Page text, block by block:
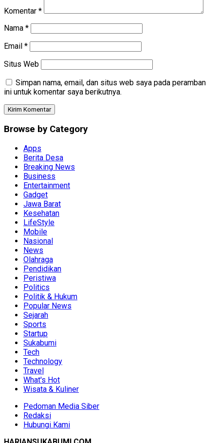
Komentar *
Nama *
Email *
Situs Web
Simpan nama, email, dan situs web saya pada peramban
ini untuk komentar saya berikutnya.
Browse by Category
Apps
Berita Desa
Breaking News
Business
Entertainment
Gadget
Jawa Barat
Kesehatan
LifeStyle
Mobile
Nasional
News
Olahraga
Pendidikan
Peristiwa
Politics
Politik & Hukum
Popular News
Sejarah
Sports
Startup
Sukabumi
Tech
Technology
Travel
What's Hot
Wisata & Kuliner
Pedoman Media Siber
Redaksi
Hubungi Kami